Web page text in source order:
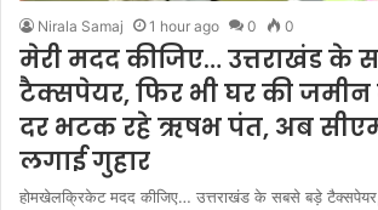
Nirala Samaj 1 hour ago 0 0
मेरी मदद कीजिए… उत्तराखंड के
टैक्सपेयर, फिर भी घर की
दर भटक रहे ऋषभ पंत, अब
लगाई गुहार
होमखेलक्रिकेट मदद कीजिए… उत्तराखंड के सबसे बड़े